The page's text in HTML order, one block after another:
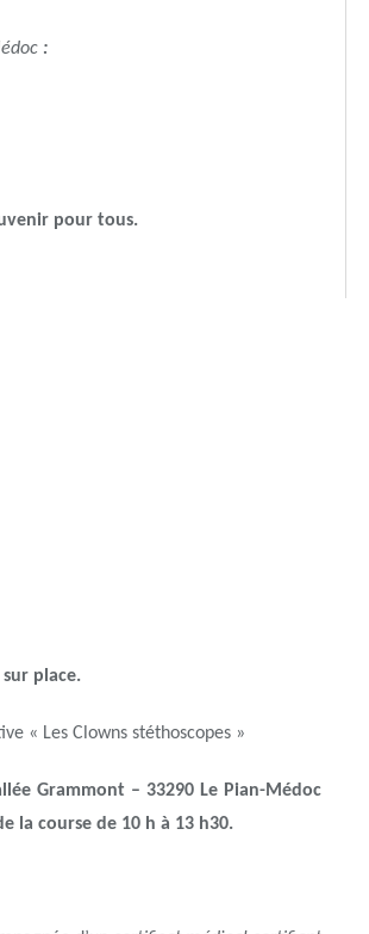
:
pour tous.
place.
« Les Clowns stéthoscopes »
Grammont – 33290 Le Pian-Médoc
la course de 10 h à 13 h30.